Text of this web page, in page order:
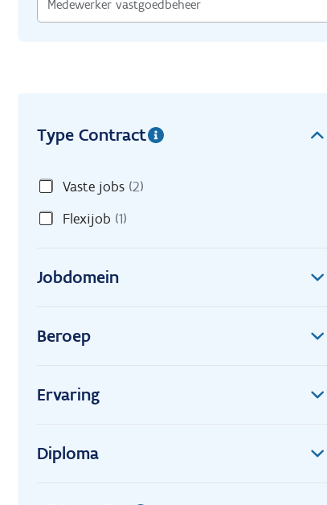
Type Contract
Vaste jobs (2)
Flexijob (1)
Jobdomein
Beroep
Ervaring
Diploma